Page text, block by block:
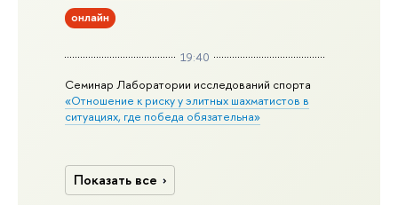
онлайн
19:40
Семинар Лаборатории исследований спорта
«Отношение к риску у элитных шахматистов в
ситуациях, где победа обязательна»
Показать все